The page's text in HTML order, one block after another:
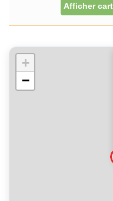
Afficher
+
−